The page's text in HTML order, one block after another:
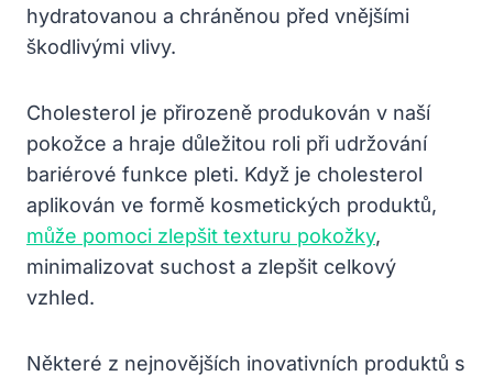
hydratovanou a chráněnou před vnějšími
škodlivými vlivy.
Cholesterol je přirozeně produkován v naší
pokožce a hraje důležitou roli při udržování
bariérové funkce pleti. Když je cholesterol
aplikován ve formě kosmetických produktů,
může pomoci zlepšit texturu pokožky,
minimalizovat suchost a zlepšit celkový
vzhled.
Některé z nejnovějších inovativních produktů s